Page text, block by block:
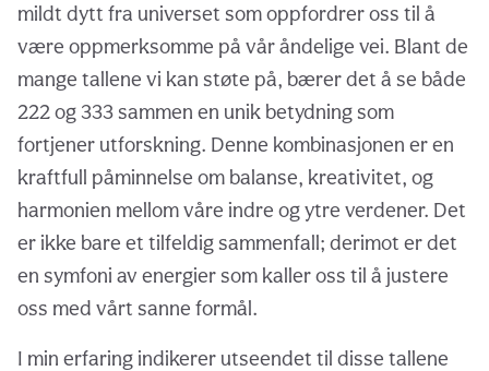
mildt dytt fra universet som oppfordrer oss til å
være oppmerksomme på vår åndelige vei. Blant de
mange tallene vi kan støte på, bærer det å se både
222 og 333 sammen en unik betydning som
fortjener utforskning. Denne kombinasjonen er en
kraftfull påminnelse om balanse, kreativitet, og
harmonien mellom våre indre og ytre verdener. Det
er ikke bare et tilfeldig sammenfall; derimot er det
en symfoni av energier som kaller oss til å justere
oss med vårt sanne formål.
I min erfaring indikerer utseendet til disse tallene